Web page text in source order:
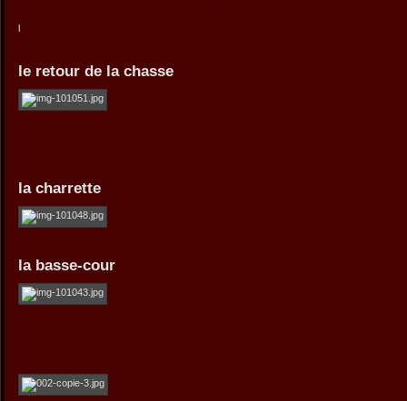
le retour de la chasse
la charrette
la basse-cour